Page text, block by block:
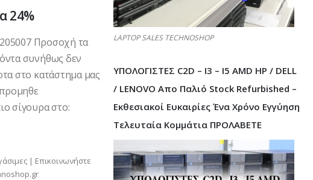
24%
Προσοχή τα
συνήθως δεν
στο κατάστημα μας
σίγουρα στο:
| Επικοινωνήστε
LAPTOP SALES TECHNOSHOP
ΥΠΟΛΟΓΙΣΤΕΣ C2D – I3 – I5 AMD HP / DELL
/ LENOVO Απο Παλιό Stock Refurbished –
Εκθεσιακοί Ευκαιρίες Ένα Χρόνο Εγγύηση
Τελευταία Κομμάτια ΠΡΟΛΑΒΕΤΕ